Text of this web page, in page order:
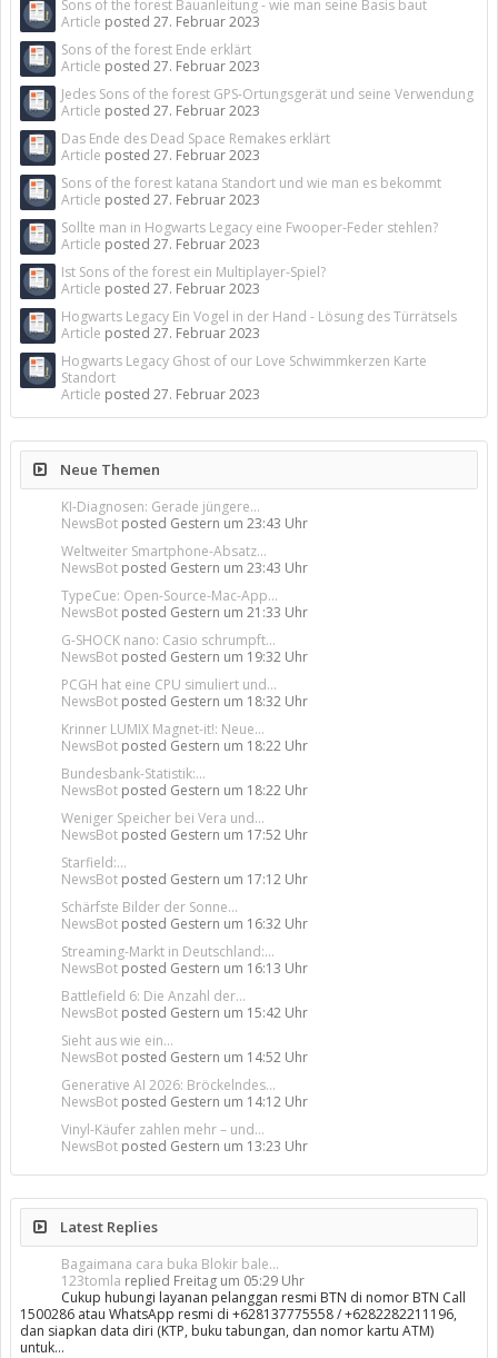
Sons of the forest Bauanleitung - wie man seine Basis baut
Article posted 27. Februar 2023
Sons of the forest Ende erklärt
Article posted 27. Februar 2023
Jedes Sons of the forest GPS-Ortungsgerät und seine Verwendung
Article posted 27. Februar 2023
Das Ende des Dead Space Remakes erklärt
Article posted 27. Februar 2023
Sons of the forest katana Standort und wie man es bekommt
Article posted 27. Februar 2023
Sollte man in Hogwarts Legacy eine Fwooper-Feder stehlen?
Article posted 27. Februar 2023
Ist Sons of the forest ein Multiplayer-Spiel?
Article posted 27. Februar 2023
Hogwarts Legacy Ein Vogel in der Hand - Lösung des Türrätsels
Article posted 27. Februar 2023
Hogwarts Legacy Ghost of our Love Schwimmkerzen Karte
Standort
Article posted 27. Februar 2023
Neue Themen
KI-Diagnosen: Gerade jüngere...
NewsBot posted Gestern um 23:43 Uhr
Weltweiter Smartphone-Absatz...
NewsBot posted Gestern um 23:43 Uhr
TypeCue: Open-Source-Mac-App...
NewsBot posted Gestern um 21:33 Uhr
G-SHOCK nano: Casio schrumpft...
NewsBot posted Gestern um 19:32 Uhr
PCGH hat eine CPU simuliert und...
NewsBot posted Gestern um 18:32 Uhr
Krinner LUMIX Magnet-it!: Neue...
NewsBot posted Gestern um 18:22 Uhr
Bundesbank-Statistik:...
NewsBot posted Gestern um 18:22 Uhr
Weniger Speicher bei Vera und...
NewsBot posted Gestern um 17:52 Uhr
Starfield:...
NewsBot posted Gestern um 17:12 Uhr
Schärfste Bilder der Sonne...
NewsBot posted Gestern um 16:32 Uhr
Streaming-Markt in Deutschland:...
NewsBot posted Gestern um 16:13 Uhr
Battlefield 6: Die Anzahl der...
NewsBot posted Gestern um 15:42 Uhr
Sieht aus wie ein...
NewsBot posted Gestern um 14:52 Uhr
Generative AI 2026: Bröckelndes...
NewsBot posted Gestern um 14:12 Uhr
Vinyl-Käufer zahlen mehr – und...
NewsBot posted Gestern um 13:23 Uhr
Latest Replies
Bagaimana cara buka Blokir bale...
123tomla replied Freitag um 05:29 Uhr
Cukup hubungi layanan pelanggan resmi BTN di nomor BTN Call
1500286 atau WhatsApp resmi di +628137775558 / +6282282211196,
dan siapkan data diri (KTP, buku tabungan, dan nomor kartu ATM)
untuk…